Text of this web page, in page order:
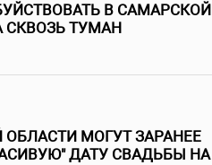
В САМАРСКОЙ
СКВОЗЬ ТУМАН
МОГУТ ЗАРАНЕЕ
ДАТУ СВАДЬБЫ НА